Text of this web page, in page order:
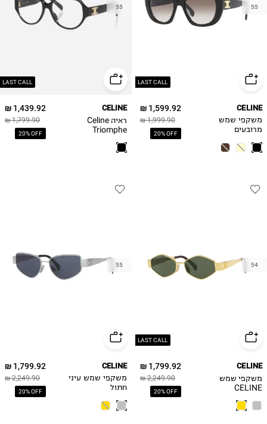
LAST CALL
55
1,599.92 ₪
1,999.90 ₪
20% OFF
CELINE
משקפי שמש
מרובעים
LAST CALL
55
1,439.92 ₪
1,799.90 ₪
20% OFF
CELINE
ראיה Celine
Triomphe
LAST CALL
54
1,799.92 ₪
2,249.90 ₪
20% OFF
CELINE
משקפי שמש
CELINE
55
1,799.92 ₪
2,249.90 ₪
20% OFF
CELINE
משקפי שמש עיני
חתול